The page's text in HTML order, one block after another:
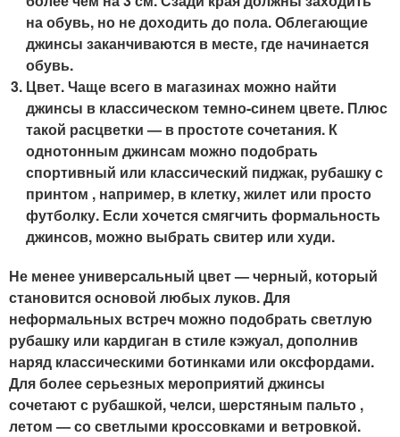
на обувь, но не доходить до пола. Облегающие
джинсы заканчиваются в месте, где начинается
обувь.
Цвет. Чаще всего в магазинах можно найти
джинсы в классическом темно-синем цвете. Плюс
такой расцветки — в простоте сочетания. К
однотонным джинсам можно подобрать
спортивный или классический пиджак, рубашку с
принтом , например, в клетку, жилет или просто
футболку. Если хочется смягчить формальность
джинсов, можно выбрать свитер или худи.
Не менее универсальный цвет — черный, который
становится основой любых луков. Для
неформальных встреч можно подобрать светлую
рубашку или кардиган в стиле кэжуал, дополнив
наряд классическими ботинками или оксфордами.
Для более серьезных мероприятий джинсы
сочетают с рубашкой, челси, шерстяным пальто ,
летом — со светлыми кроссовками и ветровкой.